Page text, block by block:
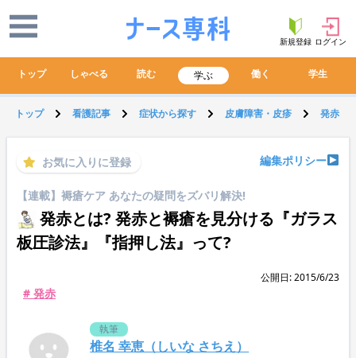
新規登録 ログイン
トップ しゃべる 読む 学ぶ 働く 学生
トップ 看護記事 症状から探す 皮膚障害・皮疹 発赤
お気に入りに登録 編集ポリシー
【連載】褥瘡ケア あなたの疑問をズバリ解決!
発赤とは? 発赤と褥瘡を見分ける『ガラス
板圧診法』『指押し法』って?
公開日: 2015/6/23
# 発赤
執筆
椎名 幸恵（しいな さちえ）